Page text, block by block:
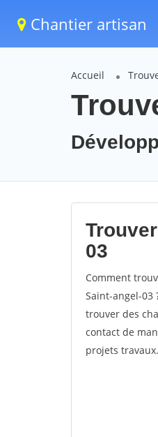
Chantier artisan
Accueil
03
Comment
Saint-angel-
trouver des
contact de
projets travaux.